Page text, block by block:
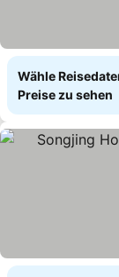
Wähle
Preise zu sehen